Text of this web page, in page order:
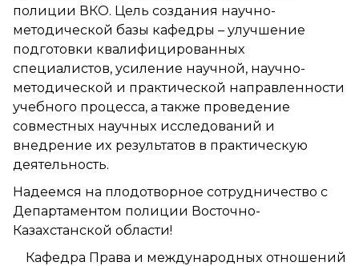
полиции ВКО. Цель создания научно-
методической базы кафедры – улучшение
подготовки квалифицированных
специалистов, усиление научной, научно-
методической и практической направленности
учебного процесса, а также проведение
совместных научных исследований и
внедрение их результатов в практическую
деятельность.
Надеемся на плодотворное сотрудничество с
Департаментом полиции Восточно-
Казахстанской области!
Кафедра Права и международных отношений